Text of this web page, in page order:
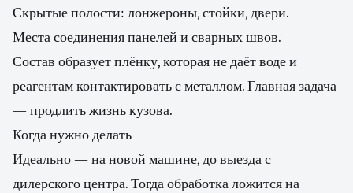
Скрытые полости: лонжероны, стойки, двери.
Места соединения панелей и сварных швов.
Состав образует плёнку, которая не даёт воде и
реагентам контактировать с металлом. Главная задача
— продлить жизнь кузова.
Когда нужно делать
Идеально — на новой машине, до выезда с
дилерского центра. Тогда обработка ложится на